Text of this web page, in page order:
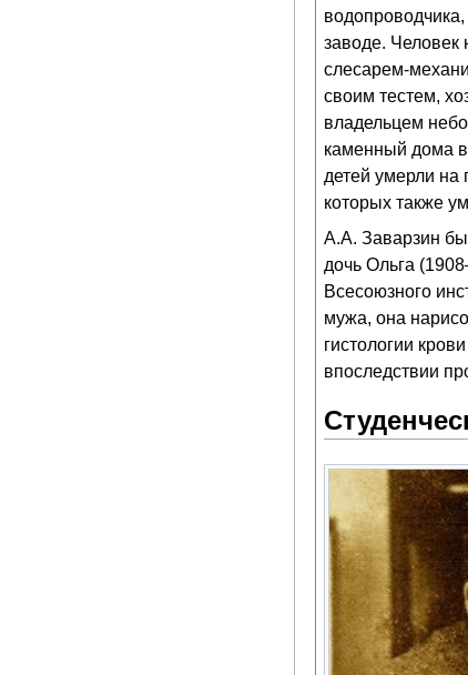
заводе. Человек
слесарем-
своим тестем,
владельцем
каменный дома
детей умерли на
которых также
А.А. Заварзин
дочь Ольга
Всесоюзного
мужа, она
гистологии
впоследствии